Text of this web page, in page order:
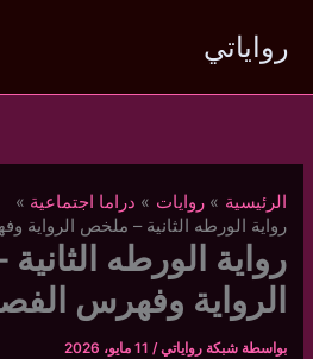
المحتوى
رواياتي
الرئيسية روايات
دراما اجتماعية
رواية الورطه الثانية – ملخص الرواية
رواية الورطه
الرواية وفهرس
بواسطة شبكة رواياتي/ 11 مايو، 2026